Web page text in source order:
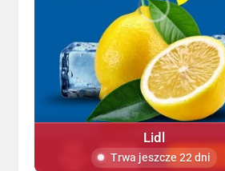
Lidl
Trwa jeszcze 22 dni